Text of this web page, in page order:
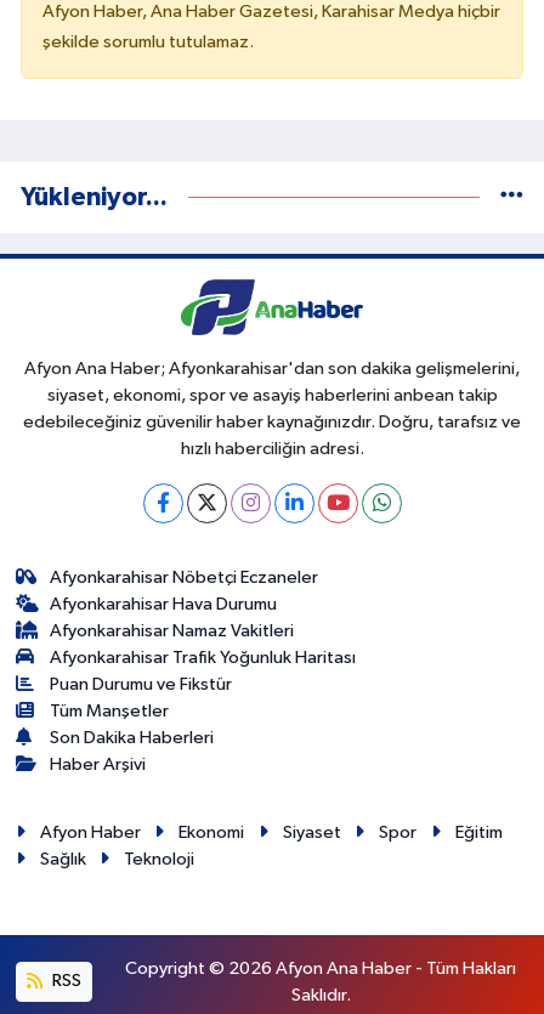
Afyon Haber, Ana Haber Gazetesi, Karahisar Medya hiçbir
şekilde sorumlu tutulamaz.
Yükleniyor...
Afyon Ana Haber; Afyonkarahisar'dan son dakika gelişmelerini,
siyaset, ekonomi, spor ve asayiş haberlerini anbean takip
edebileceğiniz güvenilir haber kaynağınızdır. Doğru, tarafsız ve
hızlı haberciliğin adresi.
Afyonkarahisar Nöbetçi Eczaneler
Afyonkarahisar Hava Durumu
Afyonkarahisar Namaz Vakitleri
Afyonkarahisar Trafik Yoğunluk Haritası
Puan Durumu ve Fikstür
Tüm Manşetler
Son Dakika Haberleri
Haber Arşivi
Afyon Haber Ekonomi Siyaset Spor
Eğitim
Sağlık
Teknoloji
RSS
Copyright © 2026 Afyon Ana Haber - Tüm Hakları
Saklıdır.